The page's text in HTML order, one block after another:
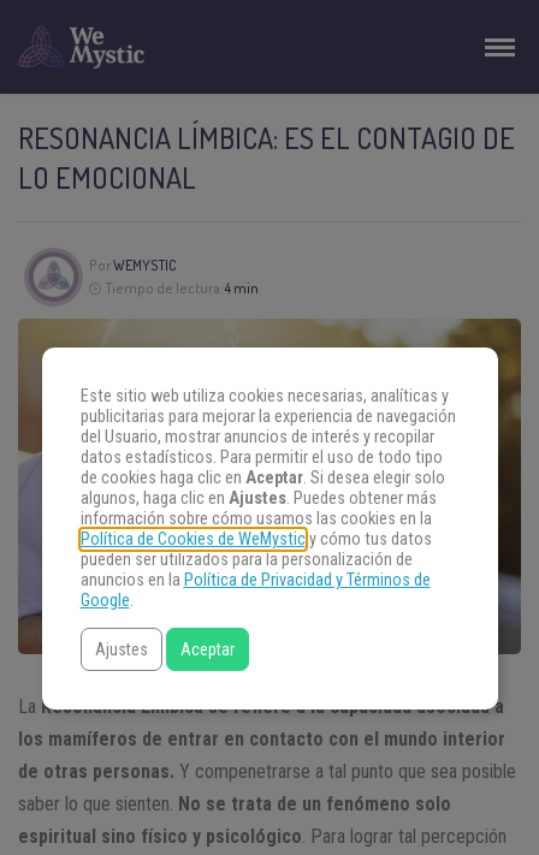
RESONANCIA LÍMBICA: ES EL CONTAGIO DE
LO EMOCIONAL
PorWEMYSTIC
Tiempo de lectura:4 min
La Resonancia Límbica se refiere a la capacidad asociada a
los mamíferos de entrar en contacto con el mundo interior
de otras personas. Y compenetrarse a tal punto que sea posible
saber lo que sienten. No se trata de un fenómeno solo
espiritual sino físico y psicológico . Para lograr tal percepción
Este sitio web utiliza cookies necesarias, analíticas y
publicitarias para mejorar la experiencia de navegación
del Usuario, mostrar anuncios de interés y recopilar
datos estadísticos. Para permitir el uso de todo tipo
de cookies haga clic en Aceptar. Si desea elegir solo
algunos, haga clic en Ajustes. Puedes obtener más
información sobre cómo usamos las cookies en la
Política de Cookies de WeMysticy cómo tus datos
pueden ser utilizados para la personalización de
anuncios en la Política de Privacidad y Términos de
Google.
Ajustes Aceptar